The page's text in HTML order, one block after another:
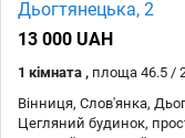
Дьогтянецька, 2
13 000 UAH
1 кімната , площа 46.5 /
Вінниця, Слов'янка,
Цегляний будинок,